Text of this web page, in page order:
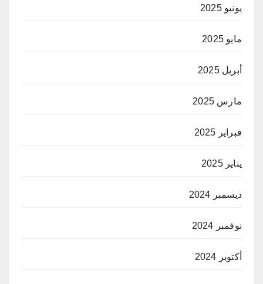
يونيو 2025
مايو 2025
أبريل 2025
مارس 2025
فبراير 2025
يناير 2025
ديسمبر 2024
نوفمبر 2024
أكتوبر 2024